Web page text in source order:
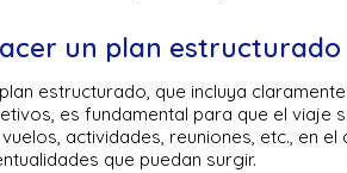
un plan estructurado
estructurado, que incluya
es fundamental para que el viaje
actividades, reuniones, etc., en
que puedan surgir.